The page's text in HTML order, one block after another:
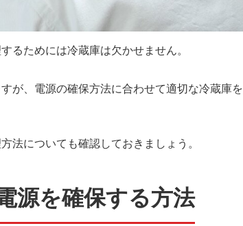
るためには冷蔵庫は欠かせません。
が、電源の確保方法に合わせて適切な冷蔵庫を
法についても確認しておきましょう。
源を確保する方法